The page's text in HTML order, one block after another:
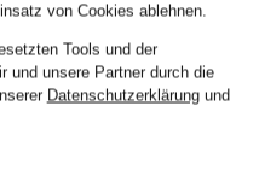
von Cookies ablehnen.
Tools und der
und unsere Partner durch die
Datenschutzerklärungund